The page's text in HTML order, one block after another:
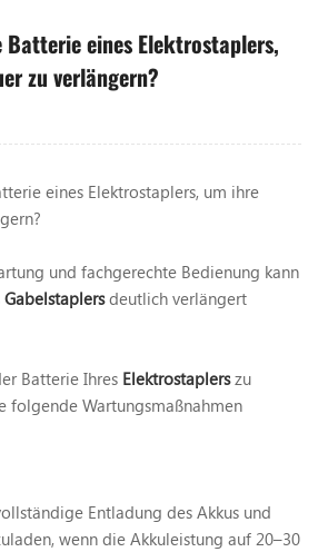
Batterie eines Elektrostaplers,
zu verlängern?
eines Elektrostaplers, um ihre
und fachgerechte Bedienung kann
Gabelstaplersdeutlich verlängert
Batterie Ihres Elektrostaplerszu
folgende Wartungsmaßnahmen
Entladung des Akkus und
wenn die Akkuleistung auf 20–30